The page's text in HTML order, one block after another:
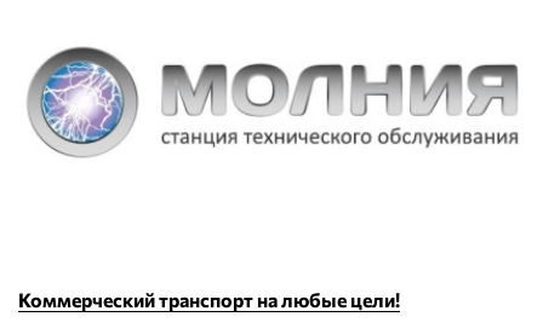
Коммерческий транспорт на любые цели!